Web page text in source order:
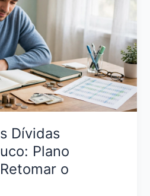
Dívidas
Plano
o